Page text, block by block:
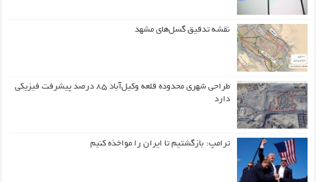
نقشه تدقیق گسل‌های مشهد
طراحی شهری محدوده قلعه وکیل‌آباد ۸۵ درصد پیشرفت فیزیکی
دارد
ترامپ: بازگشتیم تا ایران را مواخذه کنیم